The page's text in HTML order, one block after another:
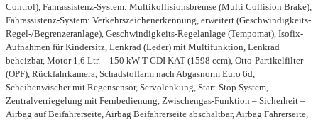
Control), Fahrassistenz-System: Multikollisionsbremse (Multi Collision Brake),
Fahrassistenz-System: Verkehrszeichenerkennung, erweitert (Geschwindigkeits-
Regel-/Begrenzeranlage), Geschwindigkeits-Regelanlage (Tempomat), Isofix-
Aufnahmen für Kindersitz, Lenkrad (Leder) mit Multifunktion, Lenkrad
beheizbar, Motor 1,6 Ltr. – 150 kW T-GDI KAT (1598 ccm), Otto-Partikelfilter
(OPF), Rückfahrkamera, Schadstoffarm nach Abgasnorm Euro 6d,
Scheibenwischer mit Regensensor, Servolenkung, Start-Stop System,
Zentralverriegelung mit Fernbedienung, Zwischengas-Funktion – Sicherheit –
Airbag auf Beifahrerseite, Airbag Beifahrerseite abschaltbar, Airbag Fahrerseite,